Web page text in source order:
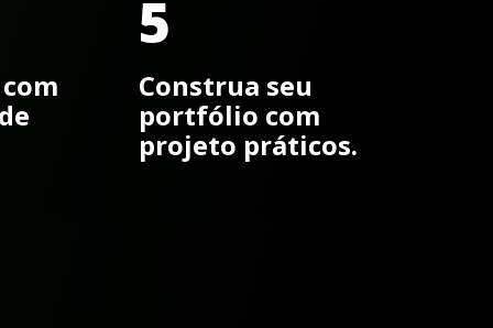
5
Construa seu
portfólio com
projeto práticos.